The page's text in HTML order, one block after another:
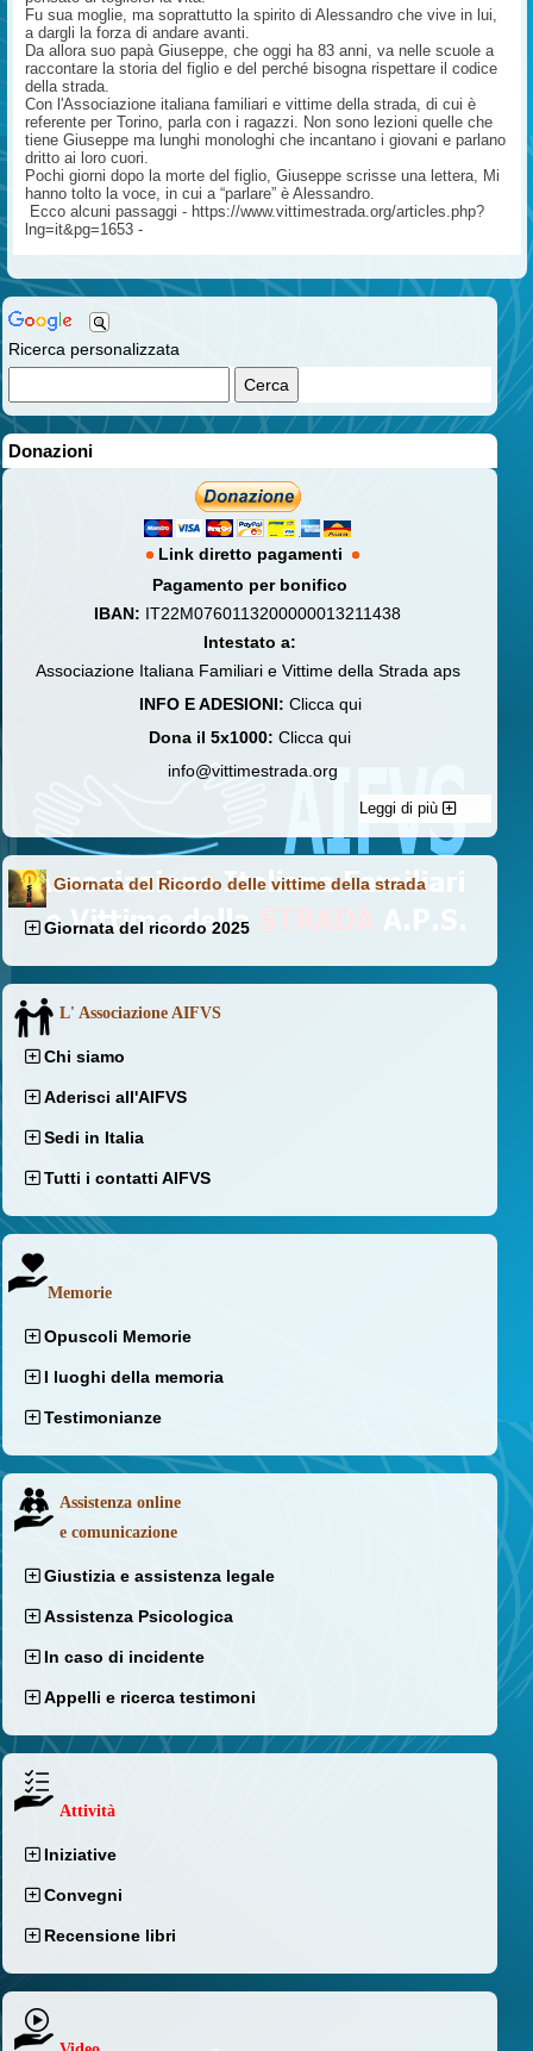
Ricerca personalizzata
Donazioni
Link diretto pagamenti
Pagamento per bonifico
IBAN: IT22M0760113200000013211438
Intestato a:
Associazione Italiana Familiari e Vittime della Strada aps
INFO E ADESIONI: Clicca qui
Dona il 5x1000: Clicca qui
info@vittimestrada.org
Leggi di più
Giornata del Ricordo delle vittime della strada
Giornata del ricordo 2025
L' Associazione AIFVS
Chi siamo
Aderisci all'AIFVS
Sedi in Italia
Tutti i contatti AIFVS
Memorie
Opuscoli Memorie
I luoghi della memoria
Testimonianze
Assistenza online
e comunicazione
Giustizia e assistenza legale
Assistenza Psicologica
In caso di incidente
Appelli e ricerca testimoni
Attività
Iniziative
Convegni
Recensione libri
Fu sua moglie, ma soprattutto la spirito di Alessandro che vive in lui,
a dargli la forza di andare avanti.
Da allora suo papà Giuseppe, che oggi ha 83 anni, va nelle scuole a
raccontare la storia del figlio e del perché bisogna rispettare il codice
della strada.
Con l'Associazione italiana familiari e vittime della strada, di cui è
referente per Torino, parla con i ragazzi. Non sono lezioni quelle che
tiene Giuseppe ma lunghi monologhi che incantano i giovani e parlano
dritto ai loro cuori.
Pochi giorni dopo la morte del figlio, Giuseppe scrisse una lettera, Mi
hanno tolto la voce, in cui a “parlare” è Alessandro.
Ecco alcuni passaggi - https://www.vittimestrada.org/articles.php?
lng=it&pg=1653 -